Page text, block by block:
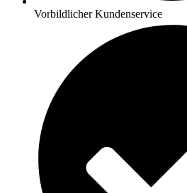
Vorbildlicher Kundenservice